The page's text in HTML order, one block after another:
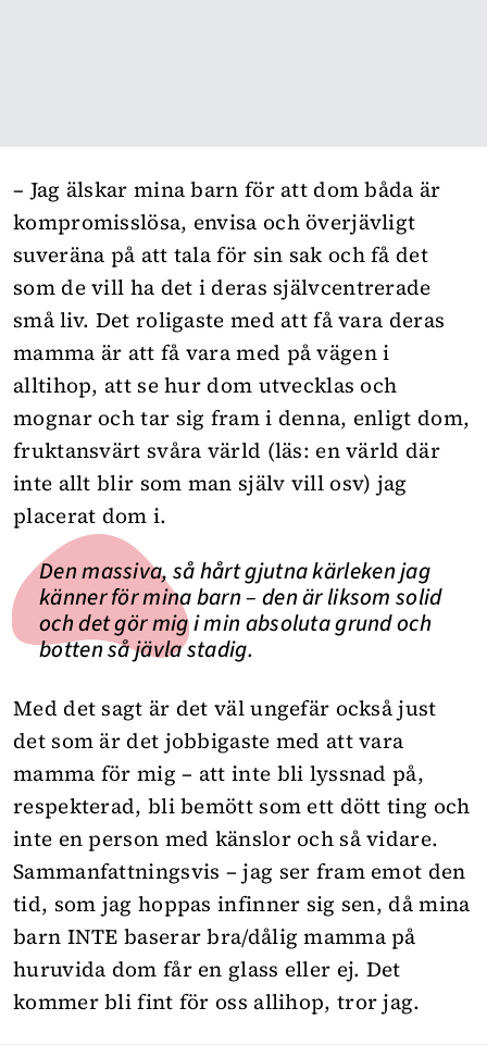
– Jag älskar mina barn för att dom båda är
kompromisslösa, envisa och överjävligt
suveräna på att tala för sin sak och få det
som de vill ha det i deras självcentrerade
små liv. Det roligaste med att få vara deras
mamma är att få vara med på vägen i
alltihop, att se hur dom utvecklas och
mognar och tar sig fram i denna, enligt dom,
fruktansvärt svåra värld (läs: en värld där
inte allt blir som man själv vill osv) jag
placerat dom i.
Den massiva, så hårt gjutna kärleken jag
känner för mina barn – den är liksom solid
och det gör mig i min absoluta grund och
botten så jävla stadig.
Med det sagt är det väl ungefär också just
det som är det jobbigaste med att vara
mamma för mig – att inte bli lyssnad på,
respekterad, bli bemött som ett dött ting och
inte en person med känslor och så vidare.
Sammanfattningsvis – jag ser fram emot den
tid, som jag hoppas infinner sig sen, då mina
barn INTE baserar bra/dålig mamma på
huruvida dom får en glass eller ej. Det
kommer bli fint för oss allihop, tror jag.